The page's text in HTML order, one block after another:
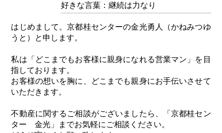
好きな言葉：継続は力なり
はじめまして。京都桂センターの金光勇人（かねみつゆ
うと）と申します。
私は「どこまでもお客様に親身になれる営業マン」を目
指しております。
お客様の想いを胸に、どこまでも親身にお手伝いさせて
いただきます。
不動産に関するご相談がございましたら、「京都桂セン
ター 金光」までお気軽にご相談ください。